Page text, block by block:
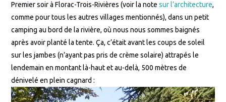
Premier soir à Florac-Trois-Rivières (voir la notesur l’architecture,
comme pour tous les autres villages mentionnés), dans un petit
camping au bord de la rivière, où nous nous sommes baignés
après avoir planté la tente. Ça, c’était avant les coups de soleil
sur les jambes (n’ayant pas pris de crème solaire) attrapés le
lendemain en montant là-haut et au-delà, 500 mètres de
dénivelé en plein cagnard :